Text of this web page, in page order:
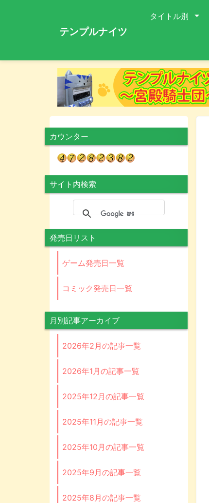
テンプルナイツ
タイトル別
カウンター
サイト内検索
発売日リスト
ゲーム発売日一覧
コミック発売日一覧
月別記事アーカイブ
2026年2月の記事一覧
2026年1月の記事一覧
2025年12月の記事一覧
2025年11月の記事一覧
2025年10月の記事一覧
2025年9月の記事一覧
2025年8月の記事一覧